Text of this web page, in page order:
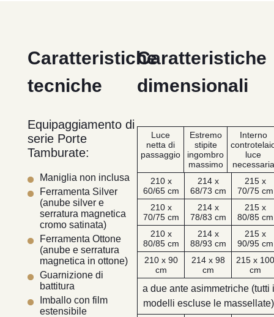
Caratteristiche
dimensionali
Luce
netta di
passaggio
Estremo
stipite
ingombro
massimo
Interno
luce
necessaria
210 x
60/65 cm
214 x
68/73 cm
215 x
70/75 cm
210 x
70/75 cm
214 x
78/83 cm
215 x
80/85 cm
210 x
80/85 cm
214 x
88/93 cm
215 x
90/95 cm
210 x 90
cm
214 x 98
cm
215 x
cm
a due ante asimmetriche (tutti i
modelli escluse le massellate)
Caratteristiche
tecniche
Equipaggiamento di
serie Porte
Tamburate:
Maniglia non inclusa
Ferramenta Silver
(anube silver e
serratura magnetica
cromo satinata)
Ferramenta Ottone
(anube e serratura
magnetica in ottone)
Guarnizione di
battitura
Imballo con film
estensibile